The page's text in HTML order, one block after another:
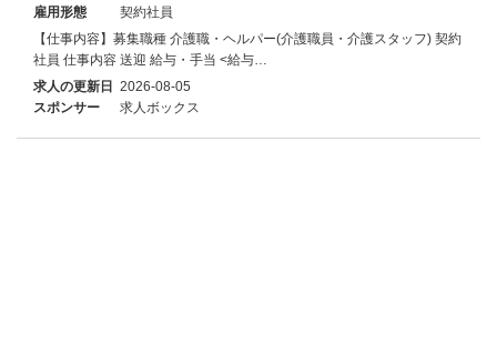
雇用形態
契約社員
【仕事内容】募集職種 介護職・ヘルパー(介護職員・介護スタッフ) 契約
社員 仕事内容 送迎 給与・手当 <給与…
求人の更新日 2026-08-05
スポンサー
求人ボックス